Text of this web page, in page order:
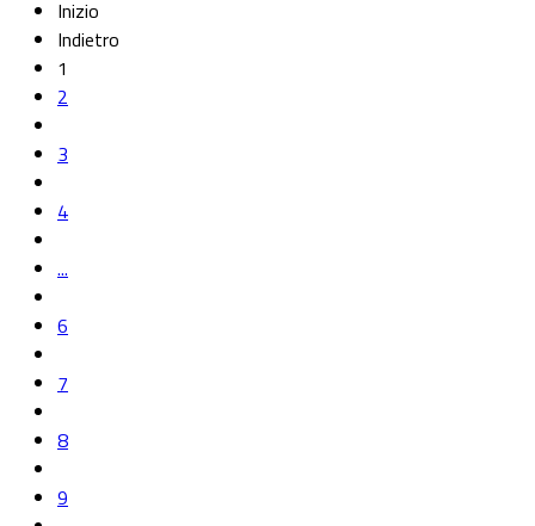
Inizio
Indietro
1
2
3
4
...
6
7
8
9